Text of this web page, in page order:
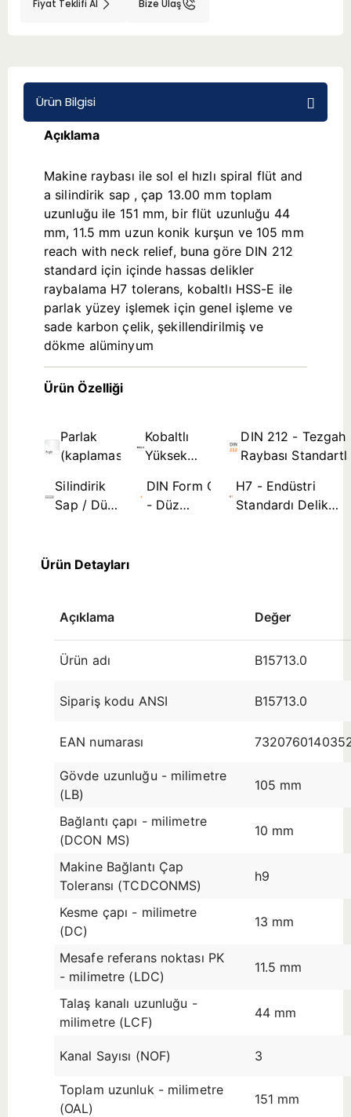
Adaptörler
Aksesuarlar
Fiyat Teklifi Al Bize Ulaş
Ürün Bilgisi
Açıklama
Makine raybası ile sol el hızlı spiral flüt and
a silindirik sap , çap 13.00 mm toplam
uzunluğu ile 151 mm, bir flüt uzunluğu 44
mm, 11.5 mm uzun konik kurşun ve 105 mm
reach with neck relief, buna göre DIN 212
standard için içinde hassas delikler
raybalama H7 tolerans, kobaltlı HSS-E ile
parlak yüzey işlemek için genel işleme ve
sade karbon çelik, şekillendirilmiş ve
dökme alüminyum
Ürün Özelliği
Parlak
(kaplamasız)
Kobaltlı
Yüksek
Çeliği Takım
Malzemesi
DIN 212 - Tezgah
Raybası
Silindirik
Sap / Düz
DIN Form C
- Düz
H7 - Endüstri
Standardı Delik
Ürün Detayları
Açıklama Değer
Ürün adı B15713.0
Sipariş kodu ANSI B15713.0
EAN numarası
Gövde uzunluğu - milimetre
(LB)
105 mm
Bağlantı çapı - milimetre
(DCON MS)
10 mm
Makine Bağlantı Çap
Toleransı (TCDCONMS)
h9
Kesme çapı - milimetre
(DC)
13 mm
Mesafe referans noktası PK
- milimetre (LDC)
11.5 mm
Talaş kanalı uzunluğu -
milimetre (LCF)
44 mm
Kanal Sayısı (NOF) 3
Toplam uzunluk - milimetre
(OAL)
151 mm